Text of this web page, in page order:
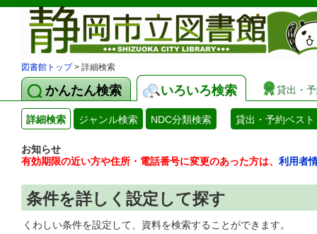
図書館トップ> 詳細検索
かんたん検索 いろいろ検索 貸出・
詳細検索 ジャンル検索 NDC分類検索 貸出・予約ベスト
お知らせ
有効期限の近い方や住所・電話番号に変更のあった方は、 利用者
条件を詳しく設定して探す
くわしい条件を設定して、資料を検索することができます。